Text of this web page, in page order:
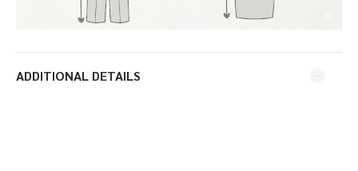
ADDITIONAL DETAILS